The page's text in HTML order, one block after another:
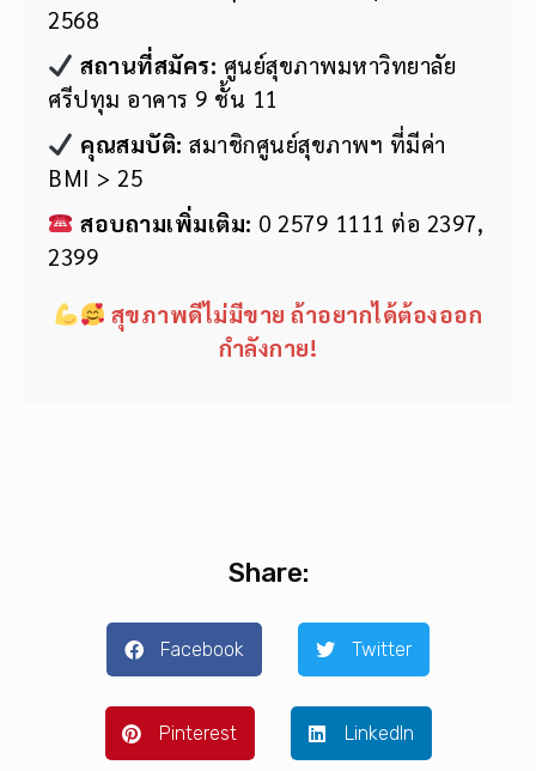
2568
สถานที่สมัคร:ศูนย์สุขภาพมหาวิทยาลัย
ศรีปทุม อาคาร 9 ชั้น 11
คุณสมบัติ: สมาชิกศูนย์สุขภาพฯ ที่มีค่า
BMI > 25
สอบถามเพิ่มเติม: 0 2579 1111 ต่อ 2397,
2399
สุขภาพดีไม่มีขาย ถ้าอยากได้ต้องออก
กำลังกาย!
Share:
Facebook Twitter
Pinterest LinkedIn